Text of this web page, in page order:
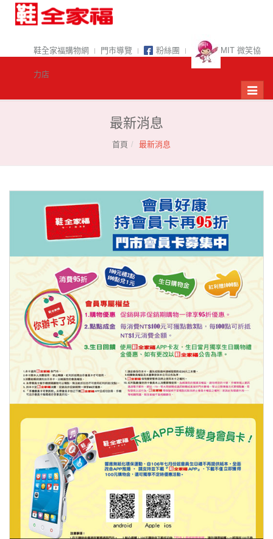
鞋全家福購物網 門市導覽 粉絲團 MIT 微笑協
力店
最新消息
首頁 最新消息